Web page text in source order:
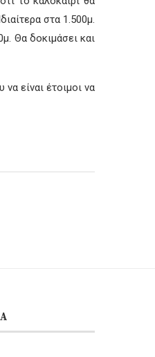
στα 1.500μ.
Θα δοκιμάσει και
είναι έτοιμοι να